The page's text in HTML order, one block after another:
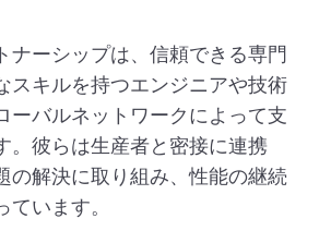
ナーシップは、信頼できる専門
スキルを持つエンジニアや技術
ーバルネットワークによって支
。彼らは生産者と密接に連携
の解決に取り組み、性能の継続
います。